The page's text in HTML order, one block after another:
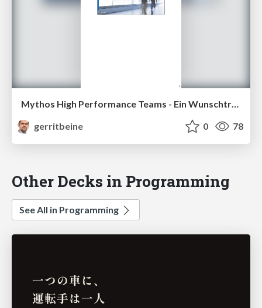
Mythos High Performance Teams - Ein Wunschtraum? - Mit Notizen
gerritbeine
0 78
Other Decks in Programming
See All in Programming